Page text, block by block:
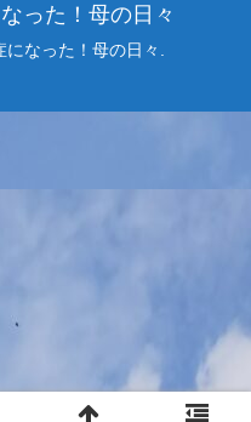
った！母の日々
なった！母の日々.